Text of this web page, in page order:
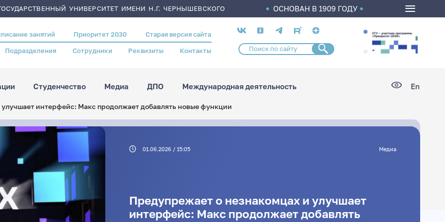
УНИВЕРСИТЕТ ИМЕНИ Н.Г. ЧЕРНЫШЕВСКОГО ОСНОВАН В 1909 ГОДУ
занятий Приоритет 2030 Старая версия сайта
Подразделения Сотрудники Реквизиты Контакты
Социальные
сети
Студенчество Медиа ДПО Международная деятельность En
интерфейс: Макс продолжает добавлять новые функции
01.06.2026 / 15:05 Медиа
Предупрежает о незнакомцах и улучшает
интерфейс: Макс продолжает добавлять